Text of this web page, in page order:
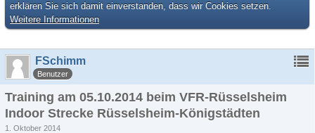
erklären Sie sich damit einverstanden, dass wir Cookies setzen.
Weitere Informationen
FSchimm
Benutzer
Training am 05.10.2014 beim VFR-Rüsselsheim
Indoor Strecke Rüsselsheim-Königstädten
1. Oktober 2014